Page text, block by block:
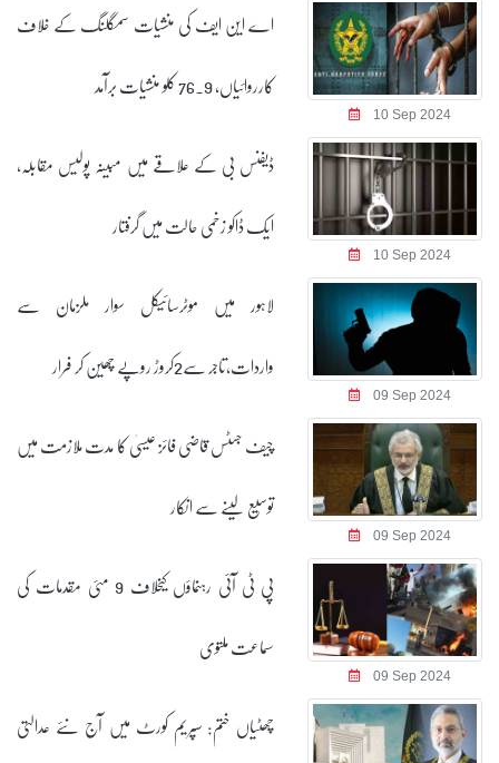
10 Sep 2024
اے این ایف کی منشیات سمگلنگ کے خلاف
کارروائیاں، 76.9 کلو منشیات برآمد
10 Sep 2024
ڈیفنس بی کے علاقے میں مبینہ پولیس مقابلہ،
ایک ڈاکو زخمی حالت میں گرفتار
09 Sep 2024
لاہور میں موٹرسائیکل سوار ملزمان سے
واردات،تاجر سے2کروڑ روپے چھین کر فرار
09 Sep 2024
چیف جسٹس قاضی فائز عیسیٰ کا مدت ملازمت میں
توسیع لینے سے انکار
09 Sep 2024
پی ٹی آئی رہنماؤں کیخلاف 9 مئی مقدمات کی
سماعت ملتوی
چھٹیاں ختم: سپریم کورٹ میں آج نئے عدالتی